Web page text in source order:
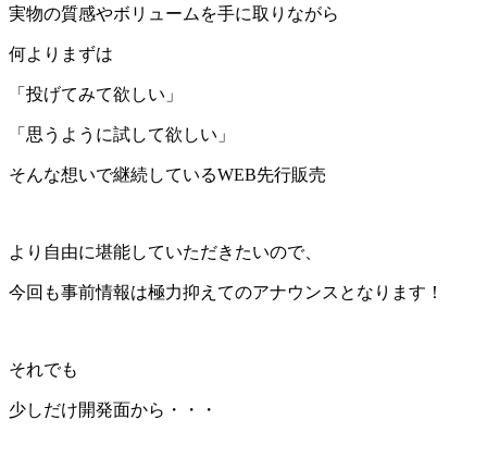
実物の質感やボリュームを手に取りながら
何よりまずは
「投げてみて欲しい」
「思うように試して欲しい」
そんな想いで継続しているWEB先行販売
より自由に堪能していただきたいので、
今回も事前情報は極力抑えてのアナウンスとなります！
それでも
少しだけ開発面から・・・